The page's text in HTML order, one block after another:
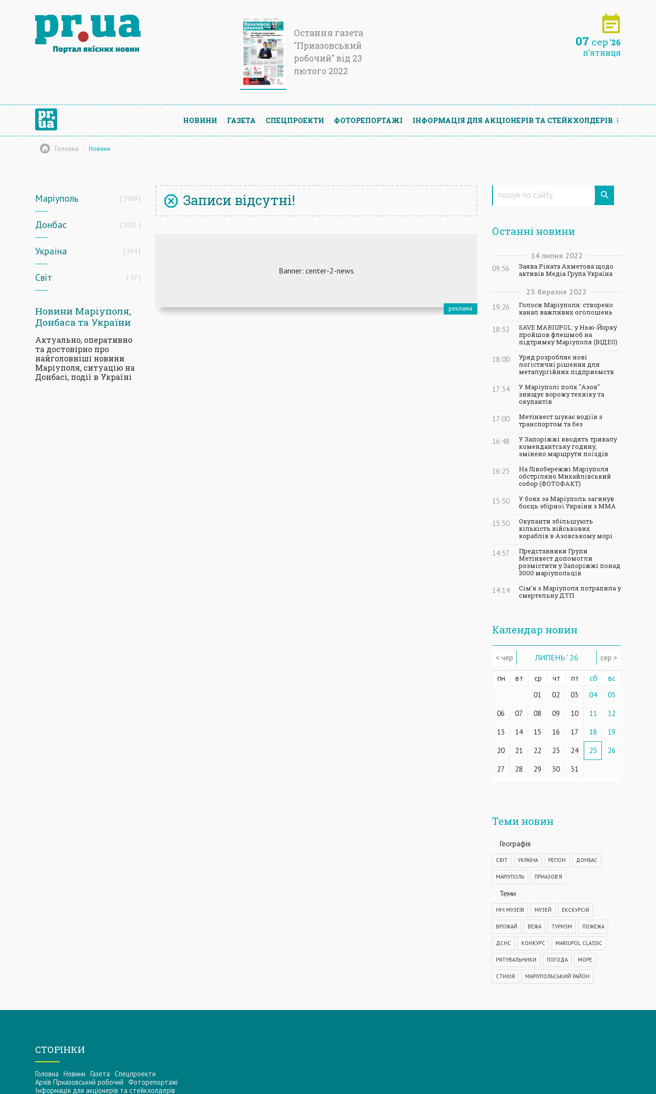
Остання газета
"Приазовський
робочий" від 23
лютого 2022
07 сер '26
п'ятниця
НОВИНИ ГАЗЕТА СПЕЦПРОЕКТИ ФОТОРЕПОРТАЖІ ІНФОРМАЦIЯ ДЛЯ АКЦIОНЕРIВ ТА СТЕЙКХОЛДЕРIВ
Головна Новини
Маріуполь 5960
Донбас 1031
Україна 864
Світ 97
Новини Маріуполя,
Донбаса та України
Актуально, оперативно
та достовірно про
найголовніші новини
Маріуполя, ситуацію на
Донбасі, події в Україні
Записи відсутні!
Останні новини
14 липня 2022
09:56
Заява Ріната Ахметова щодо
активів Медіа Група Україна
25 березня 2022
19:26
Голоси Маріуполя: створено
канал важливих оголошень
18:32
SAVE MARIUPOL: у Нью-Йорку
пройшов флешмоб на
підтримку Маріуполя (ВІДЕО)
18:00
Уряд розробляє нові
логістичні рішення для
металургійних підприємств
17:34
У Маріуполі полк "Азов"
знищує ворожу техніку та
окупантів
17:00
Метінвест шукає водіїв з
транспортом та без
16:48
У Запоріжжі вводять тривалу
комендантську годину,
змінено маршрути поїздів
16:25
На Лівобережжі Маріуполя
обстріляно Михайлівський
собор (ФОТОФАКТ)
15:50
У боях за Маріуполь загинув
боєць збірної України з ММА
15:30
Окупанти збільшують
кількість військових
кораблів в Азовському морі
14:57
Представники Групи
Метінвест допомогли
розмістити у Запоріжжі понад
3000 маріупольців
14:14
Сім'я з Маріуполя потрапила у
смертельну ДТП
Календар новин
< чер ЛИПЕНЬ ' 26 сер >
пн вт ср чт пт сб вс
01 02 03 04
05
06
07 08 09 10 11
12
13
14 15 16 17 18
19
20
21 22 23 24 25
26
27
28 29 30 31
Теми новин
Географiя
СВІТ УКРАЇНА РЕГІОН ДОНБАС
МАРІУПОЛЬ ПРИАЗОВ'Я
Теми
НІЧ МУЗЕЇВ МУЗЕЙ ЕКСКУРСІЯ
ВРОЖАЙ ВЕЖА ТУРИЗМ ПОЖЕЖА
ДСНС КОНКУРС MARIUPOL CLASSIC
РЯТУВАЛЬНИКИ ПОГОДА МОРЕ
СТИХІЯ МАРІУПОЛЬСЬКИЙ РАЙОН
ПОЛІЦІЯ ПОДІЯ АВАРІЯ МЕДИЦИНА
СТОРІНКИ
Головна Новини Газета Спецпроекти
Архів Приазовський робочий Фоторепортажі
Інформацiя для акцiонерiв та стейкхолдерiв